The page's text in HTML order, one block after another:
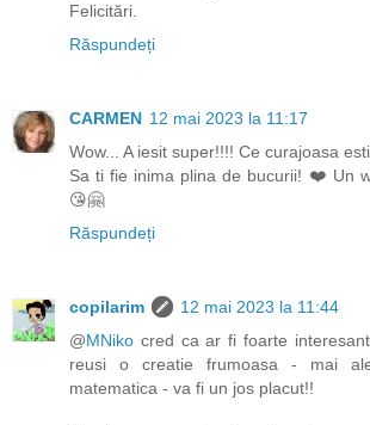
Felicitări.
Răspundeți
CARMEN 12 mai 2023 la 11:17
Wow... A iesit super!!!! Ce curajoasa
Sa ti fie inima plina de bucurii! ❤️ Un
😘🤗
Răspundeți
copilarim
12 mai 2023 la 11:44
@MNiko cred ca ar fi foarte
reusi o creatie frumoasa - mai
matematica - va fi un jos placut!!